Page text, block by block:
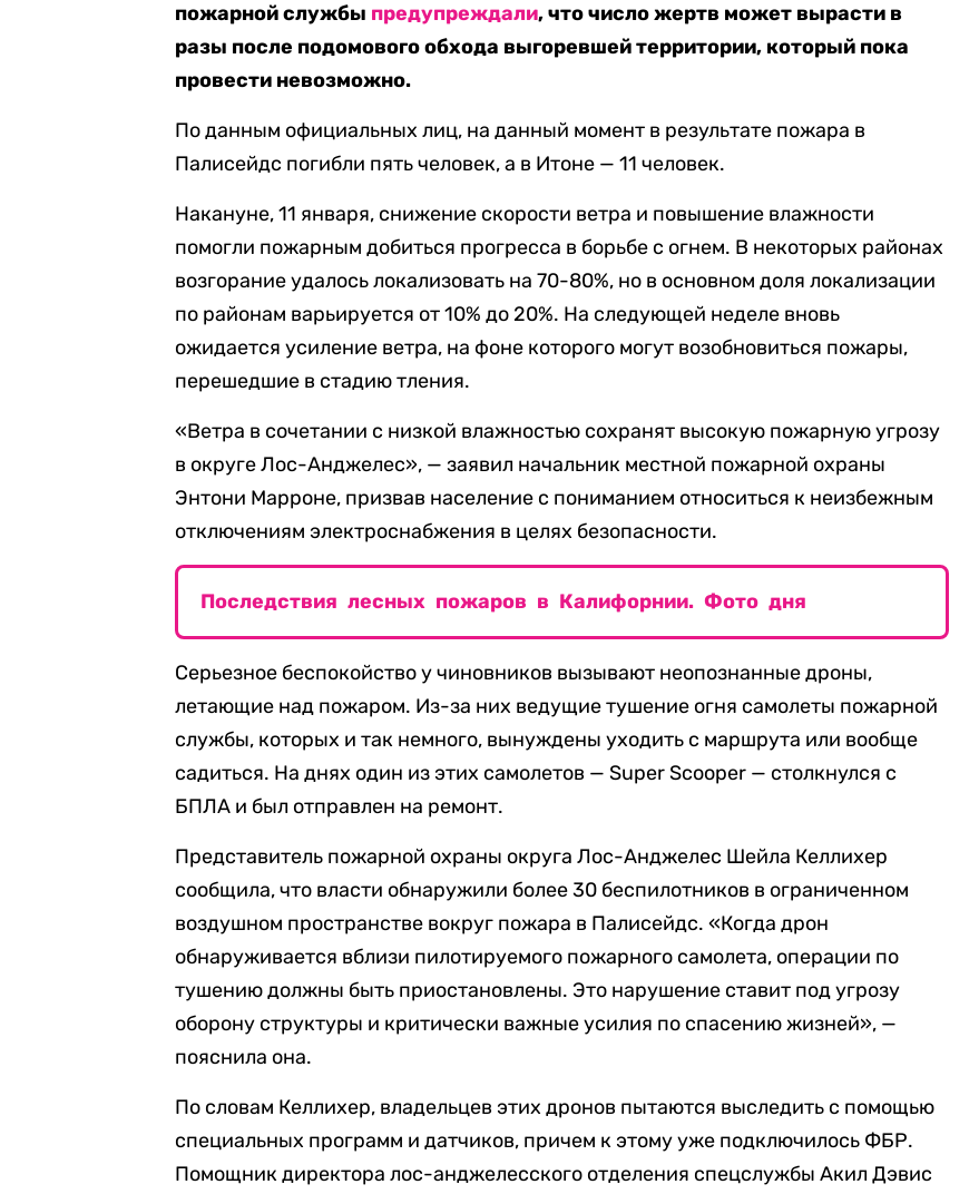
пожарной службы предупреждали, что число жертв может вырасти в
разы после подомового обхода выгоревшей территории, который пока
провести невозможно.
По данным официальных лиц, на данный момент в результате пожара в
Палисейдс погибли пять человек, а в Итоне — 11 человек.
Накануне, 11 января, снижение скорости ветра и повышение влажности
помогли пожарным добиться прогресса в борьбе с огнем. В некоторых районах
возгорание удалось локализовать на 70-80%, но в основном доля локализации
по районам варьируется от 10% до 20%. На следующей неделе вновь
ожидается усиление ветра, на фоне которого могут возобновиться пожары,
перешедшие в стадию тления.
«Ветра в сочетании с низкой влажностью сохранят высокую пожарную угрозу
в округе Лос-Анджелес», — заявил начальник местной пожарной охраны
Энтони Марроне, призвав население с пониманием относиться к неизбежным
отключениям электроснабжения в целях безопасности.
Последствия лесных пожаров в Калифорнии. Фото дня
Серьезное беспокойство у чиновников вызывают неопознанные дроны,
летающие над пожаром. Из-за них ведущие тушение огня самолеты пожарной
службы, которых и так немного, вынуждены уходить с маршрута или вообще
садиться. На днях один из этих самолетов — Super Scooper — столкнулся с
БПЛА и был отправлен на ремонт.
Представитель пожарной охраны округа Лос-Анджелес Шейла Келлихер
сообщила, что власти обнаружили более 30 беспилотников в ограниченном
воздушном пространстве вокруг пожара в Палисейдс. «Когда дрон
обнаруживается вблизи пилотируемого пожарного самолета, операции по
тушению должны быть приостановлены. Это нарушение ставит под угрозу
оборону структуры и критически важные усилия по спасению жизней», —
пояснила она.
По словам Келлихер, владельцев этих дронов пытаются выследить с помощью
специальных программ и датчиков, причем к этому уже подключилось ФБР.
Помощник директора лос-анджелесского отделения спецслужбы Акил Дэвис